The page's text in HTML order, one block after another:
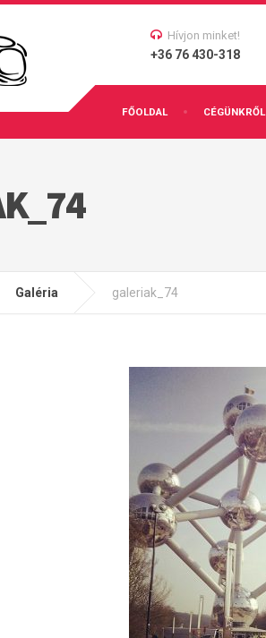
FŐOLDAL CÉGÜNKRŐL
Hívjon minket!
+36 76 430-318
Galéria galeriak_74